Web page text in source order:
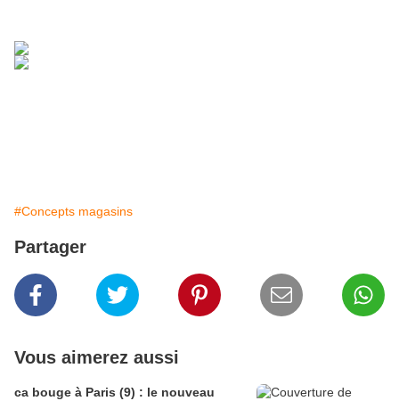
#Concepts magasins
Partager
Vous aimerez aussi
ca bouge à Paris (9) : le nouveau